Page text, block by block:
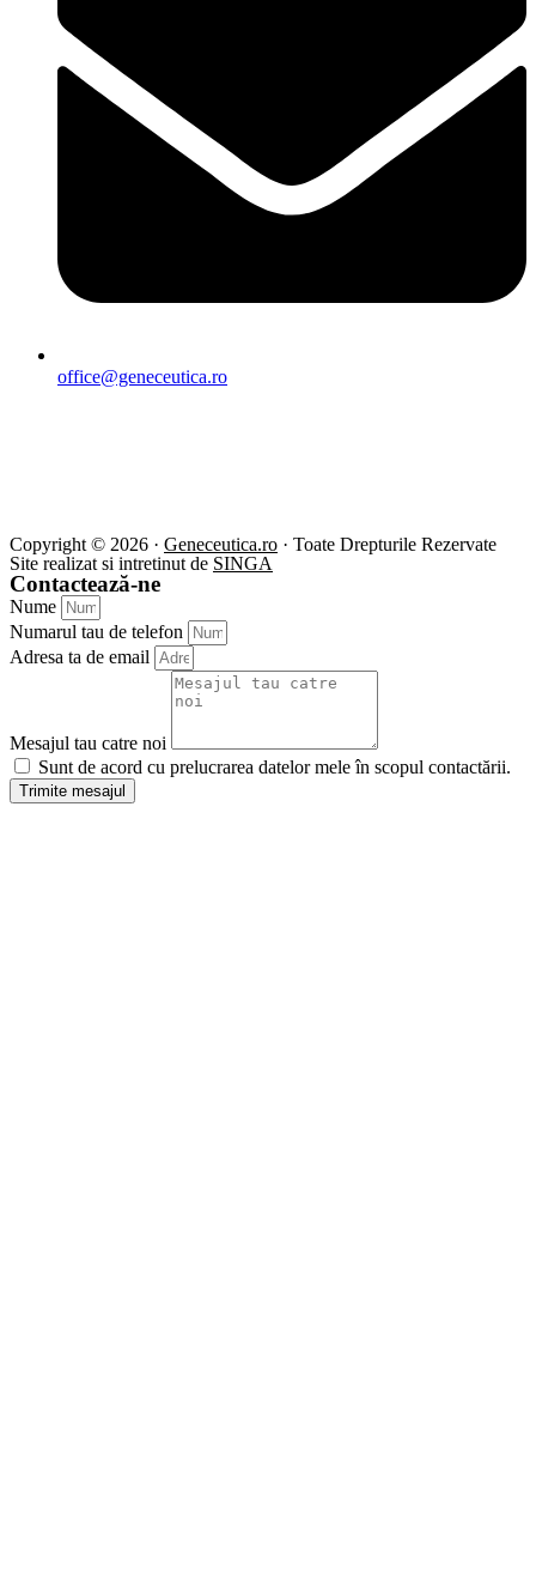
office@geneceutica.ro
Copyright © 2026 · Geneceutica.ro · Toate Drepturile Rezervate
Site realizat si intretinut de SINGA
Contactează-ne
Nume
Numarul tau de telefon
Adresa ta de email
Mesajul tau catre noi
Sunt de acord cu prelucrarea datelor mele în scopul contactării.
Trimite mesajul